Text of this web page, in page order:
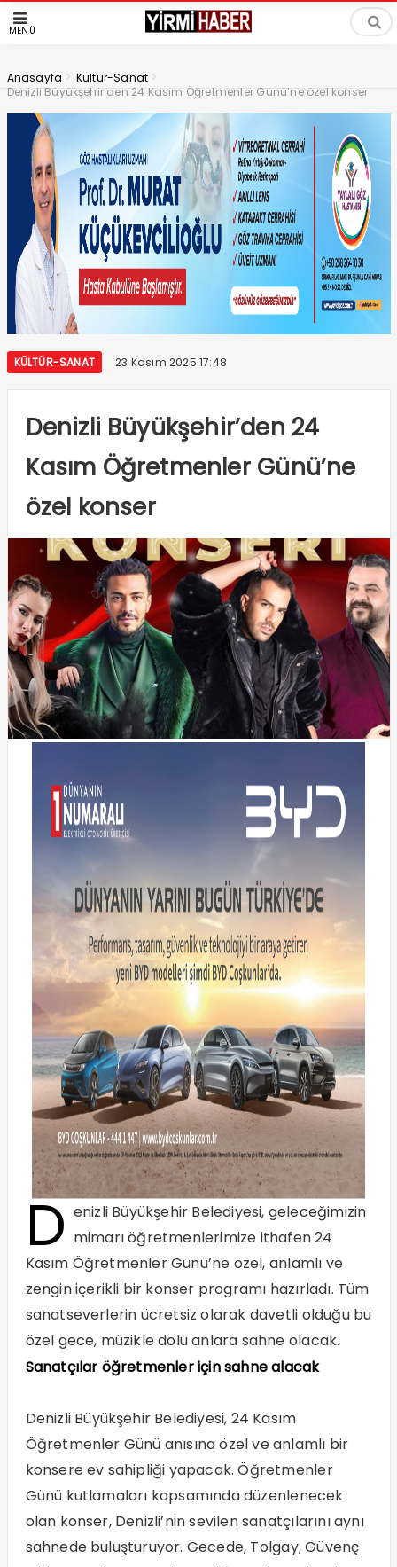
MENÜ
Anasayfa > Kültür-Sanat >
Denizli Büyükşehir’den 24 Kasım Öğretmenler Günü’ne özel konser
KÜLTÜR-SANAT 23 Kasım 2025 17:48
Denizli Büyükşehir’den 24
Kasım Öğretmenler Günü’ne
özel konser
D enizli Büyükşehir Belediyesi, geleceğimizin
mimarı öğretmenlerimize ithafen 24
Kasım Öğretmenler Günü’ne özel, anlamlı ve
zengin içerikli bir konser programı hazırladı. Tüm
sanatseverlerin ücretsiz olarak davetli olduğu bu
özel gece, müzikle dolu anlara sahne olacak.
Sanatçılar öğretmenler için sahne alacak
Denizli Büyükşehir Belediyesi, 24 Kasım
Öğretmenler Günü anısına özel ve anlamlı bir
konsere ev sahipliği yapacak. Öğretmenler
Günü kutlamaları kapsamında düzenlenecek
olan konser, Denizli’nin sevilen sanatçılarını aynı
sahnede buluşturuyor. Gecede, Tolgay, Güvenç